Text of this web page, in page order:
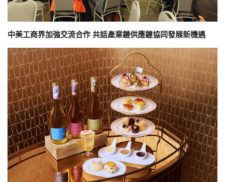
中美工商界加強交流合作 共話產業鏈供應鏈協同發展新機遇